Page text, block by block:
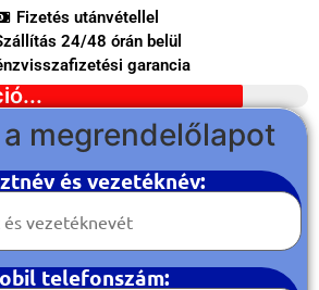
Fizetés utánvétellel
24/48 órán belül
garancia
megrendelőlapot
és vezetéknév:
telefonszám: